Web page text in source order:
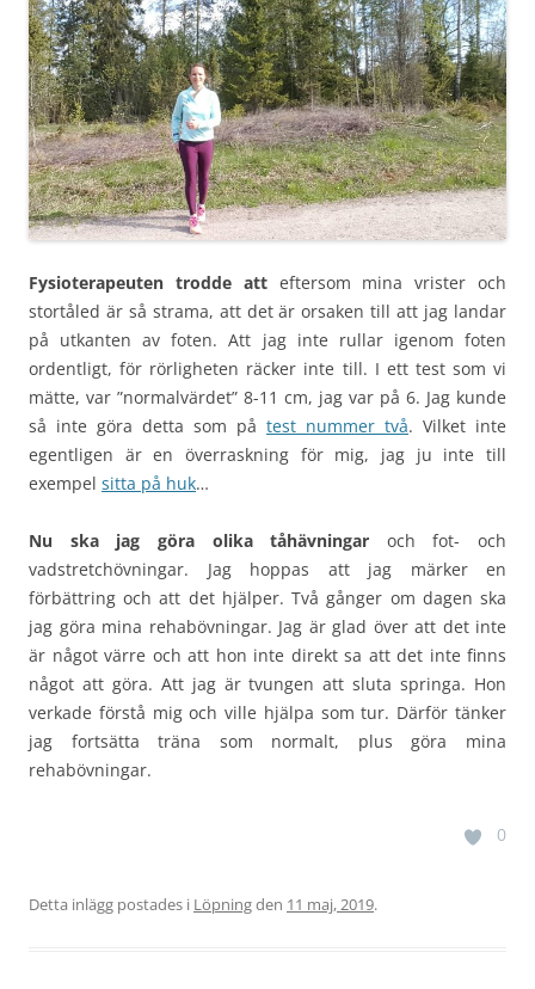
Fysioterapeuten trodde atteftersom mina vrister och
stortåled är så strama, att det är orsaken till att jag landar
på utkanten av foten. Att jag inte rullar igenom foten
ordentligt, för rörligheten räcker inte till. I ett test som vi
mätte, var ”normalvärdet” 8-11 cm, jag var på 6. Jag kunde
så inte göra detta som på test nummer två. Vilket inte
egentligen är en överraskning för mig, jag ju inte till
exempel sitta på huk…
Nu ska jag göra olika tåhävningar och fot- och
vadstretchövningar. Jag hoppas att jag märker en
förbättring och att det hjälper. Två gånger om dagen ska
jag göra mina rehabövningar. Jag är glad över att det inte
är något värre och att hon inte direkt sa att det inte finns
något att göra. Att jag är tvungen att sluta springa. Hon
verkade förstå mig och ville hjälpa som tur. Därför tänker
jag fortsätta träna som normalt, plus göra mina
rehabövningar.
0
Detta inlägg postades i Löpningden 11 maj, 2019.